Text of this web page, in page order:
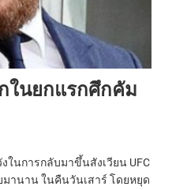
ในยกแรกศึกคัม
ในการกลับมาขึ้นสังเวียน UFC
มานาน ในคืนวันเสาร์ โดยหยุด